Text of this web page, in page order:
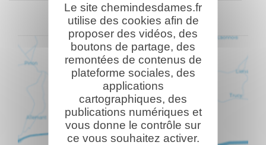
Le site chemindesdames.fr
utilise des cookies afin de
proposer des vidéos, des
boutons de partage, des
remontées de contenus de
plateforme sociales, des
applications
cartographiques, des
publications numériques et
vous donne le contrôle sur
ce vous souhaitez activer.